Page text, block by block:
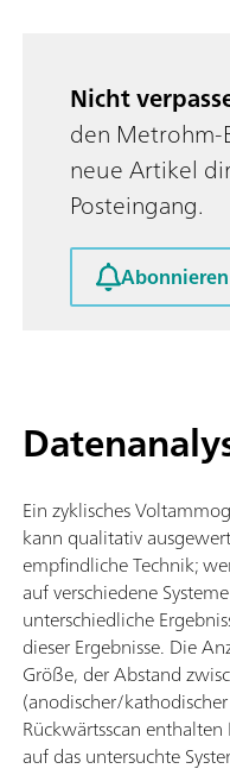
Nicht
den Metrohm-
neue Artikel
Posteingang.
Abonnieren
Ein zyklisches
kann qualitativ
empfindliche Technik;
auf verschiedene
unterschiedliche
dieser Ergebnisse. Die
Größe, der Abstand
(anodischer/
Rückwärtsscan
auf das untersuchte